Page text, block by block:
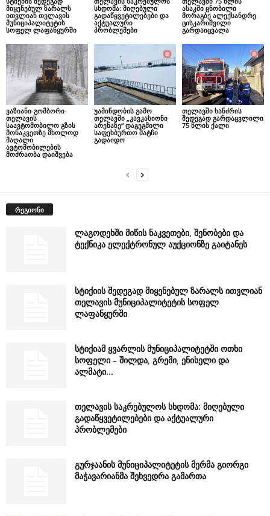
მიყენებულ ზარალს
ითვლიან თელავის
მუნიციპალიტეტის
სოფელ ლაფანყურში
სხდომა: მიღებული
გადაწყვეტილებები და
აქტუალური
პრობლემები
ასაკში ცნობილი
მორაგბე ალექსანდრე
ცისკარიშვილი
გარდაიცვალა
ვაზიანი-გომბორი-
თელავის
საავტომობილო გზის
მონაკვეთზე მხოლოდ
მაღალი
ავტომობილების
მოძრაობა დაიშვება
უამინდობის გამო
თელავში „კავკასიონი
არენაზე“ დაგეგმილი
საფეხბურთო მატჩი
გადაიდო
თელავში ხანძრის
შედეგად გარდაცვლილი
75 წლის ქალი
რეგიონი
ლაგოდეხში მიწის ნაკვეთები, შენობები და
ტექნიკა ელექტრონულ აუქციონზე გაიტანეს
სტიქიის შედეგად მიყენებულ ზარალს ითვლიან
თელავის მუნიციპალიტეტის სოფელ
ლაფანყურში
სტიქიამ ყვარლის მუნიციპალიტეტში ოთხი
სოფელი – შილდა, გრემი, ენისელი და
ალმატი...
თელავის საკრებულოს სხდომა: მიღებული
გადაწყვეტილებები და აქტუალური
პრობლემები
გურჯაანის მუნიციპალიტეტის მერმა გიორგი
მაჭავარიანმა შეხვედრა გამართა